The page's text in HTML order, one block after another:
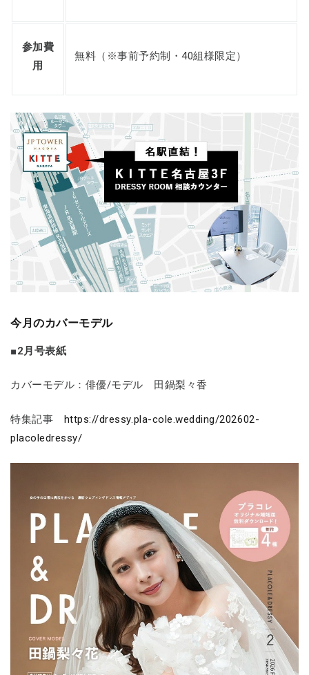
参加費
用
無料（※事前予約制・40組様限定）
今月のカバーモデル
■2月号表紙
カバーモデル：俳優/モデル 田鍋梨々香
特集記事 https://dressy.pla-cole.wedding/202602-
placoledressy/